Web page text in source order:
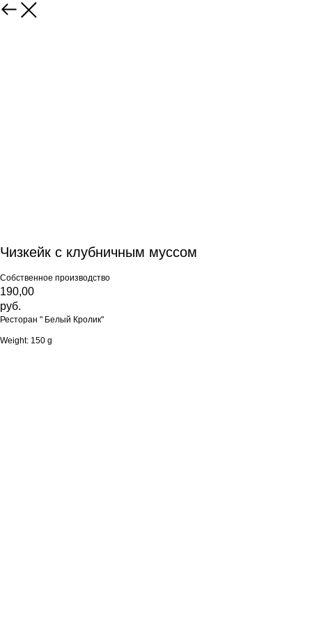
Чизкейк с клубничным муссом
Собственное производство
190,00
руб.
Ресторан " Белый Кролик"
Weight: 150 g